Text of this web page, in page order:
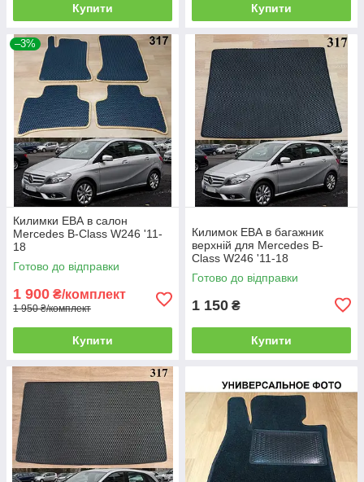
Купити Купити
–3%
Килимки ЕВА в салон
Mercedes B-Class W246 '11-
18
Готово до відправки
1 900 ₴/комплект
1 950 ₴/комплект
Купити
Килимок ЕВА в багажник
верхній для Mercedes B-
Class W246 '11-18
Готово до відправки
1 150 ₴
Купити